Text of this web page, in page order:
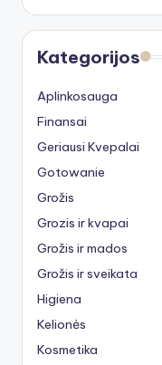
Kategorijos
Aplinkosauga
Finansai
Geriausi Kvepalai
Gotowanie
Grožis
Grozis ir kvapai
Grožis ir mados
Grožis ir sveikata
Higiena
Kelionės
Kosmetika